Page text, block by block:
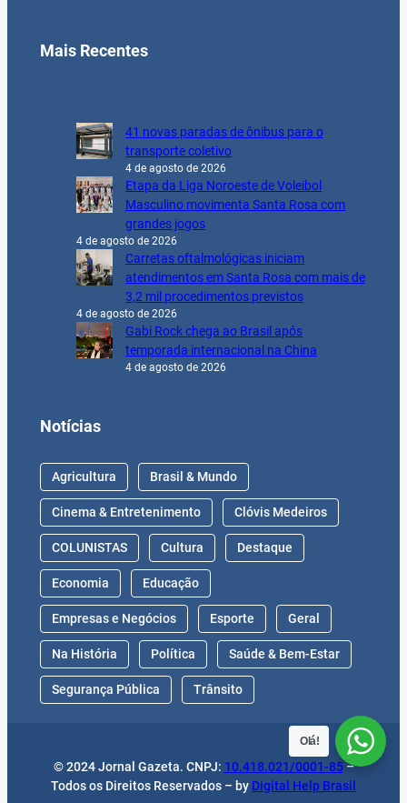
Mais Recentes
41 novas paradas de ônibus para o
transporte coletivo
4 de agosto de 2026
Etapa da Liga Noroeste de Voleibol
Masculino movimenta Santa Rosa com
grandes jogos
4 de agosto de 2026
Carretas oftalmológicas iniciam
atendimentos em Santa Rosa com mais de
3,2 mil procedimentos previstos
4 de agosto de 2026
Gabi Rock chega ao Brasil após
temporada internacional na China
4 de agosto de 2026
Notícias
Agricultura Brasil & Mundo
Cinema & Entretenimento Clóvis Medeiros
COLUNISTAS Cultura Destaque
Economia Educação
Empresas e Negócios Esporte Geral
Na História Política Saúde & Bem-Estar
Segurança Pública Trânsito
© 2024 Jornal Gazeta. CNPJ: 10.418.021/0001-85–
Todos os Direitos Reservados – by Digital Help Brasil
Olá!